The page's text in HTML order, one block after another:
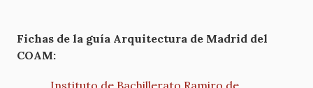
Fichas de la guía Arquitectura de Madrid del
COAM: